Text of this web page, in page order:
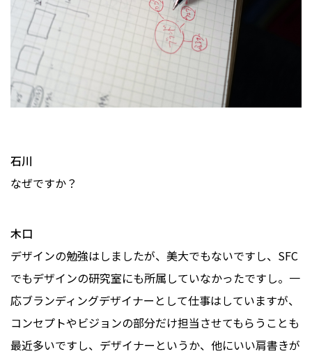
石川
なぜですか？
木口
デザインの勉強はしましたが、美大でもないですし、SFC
でもデザインの研究室にも所属していなかったですし。一
応ブランディングデザイナーとして仕事はしていますが、
コンセプトやビジョンの部分だけ担当させてもらうことも
最近多いですし、デザイナーというか、他にいい肩書きが